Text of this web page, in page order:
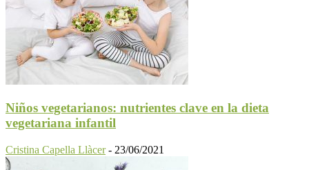
Niños vegetarianos: nutrientes clave en la dieta
vegetariana infantil
Cristina Capella Llàcer - 23/06/2021